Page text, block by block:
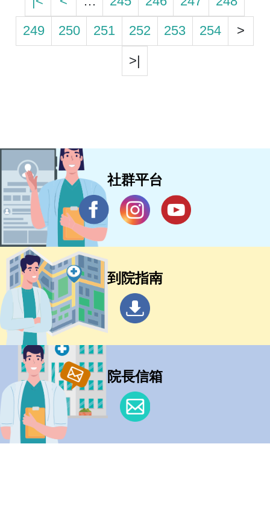
249
250 251 252 253 254
>
>|
社群平台
到院指南
院長信箱